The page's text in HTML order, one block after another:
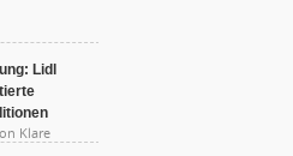
Lidl
on Klare